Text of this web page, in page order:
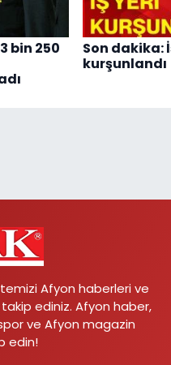
bin 250
Son dakika:
kurşunlandı
Afyon haberleri ve
ediniz. Afyon haber,
ve Afyon magazin
edin!